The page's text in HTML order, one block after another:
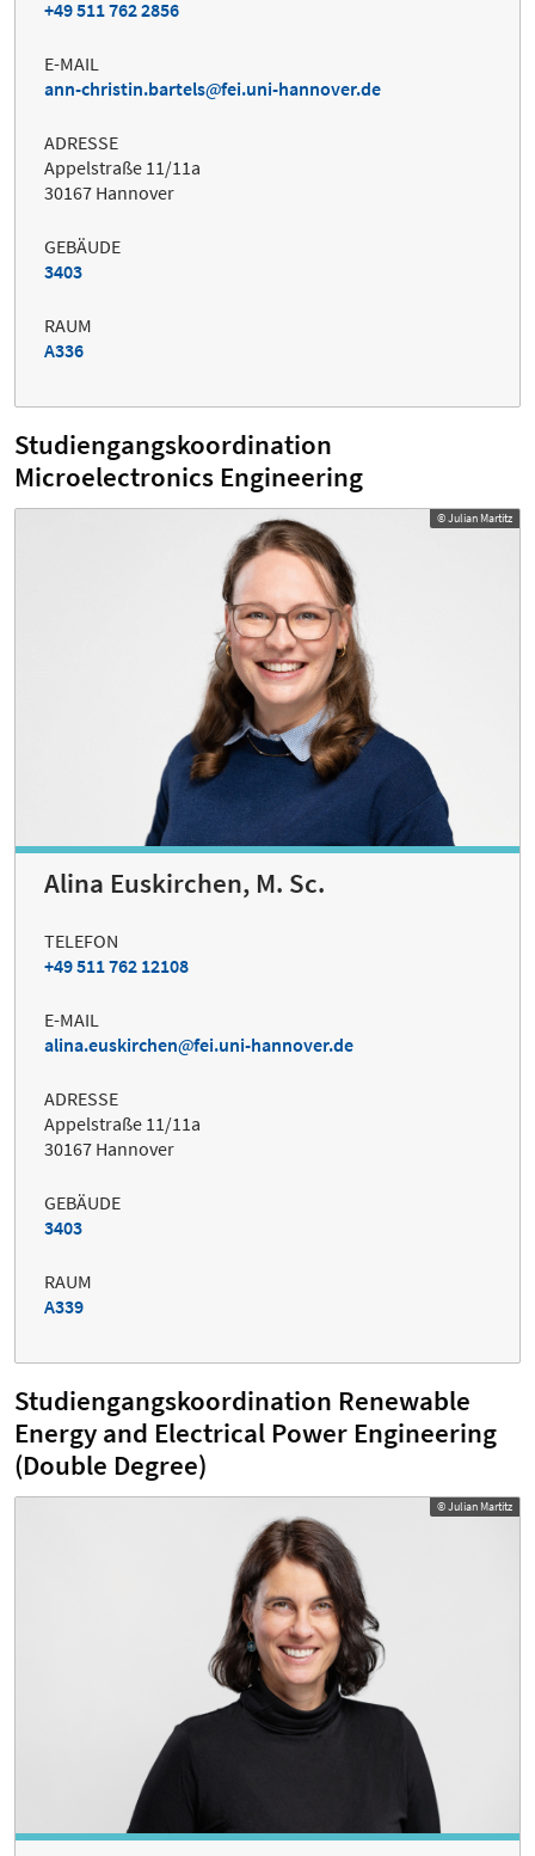
+49 511 762 2856
E-MAIL
ann-christin.bartels
fei.uni-hannover.de
ADRESSE
Appelstraße 11/11a
30167 Hannover
GEBÄUDE
3403
RAUM
A336
Studiengangskoordination
Microelectronics Engineering
© Julian Martitz
Alina Euskirchen, M. Sc.
TELEFON
+49 511 762 12108
E-MAIL
alina.euskirchen
fei.uni-hannover.de
ADRESSE
Appelstraße 11/11a
30167 Hannover
GEBÄUDE
3403
RAUM
A339
Studiengangskoordination Renewable
Energy and Electrical Power Engineering
(Double Degree)
© Julian Martitz